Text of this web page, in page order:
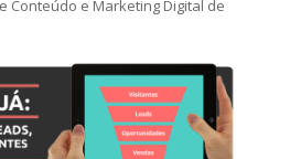
Conteúdo e Marketing Digital de